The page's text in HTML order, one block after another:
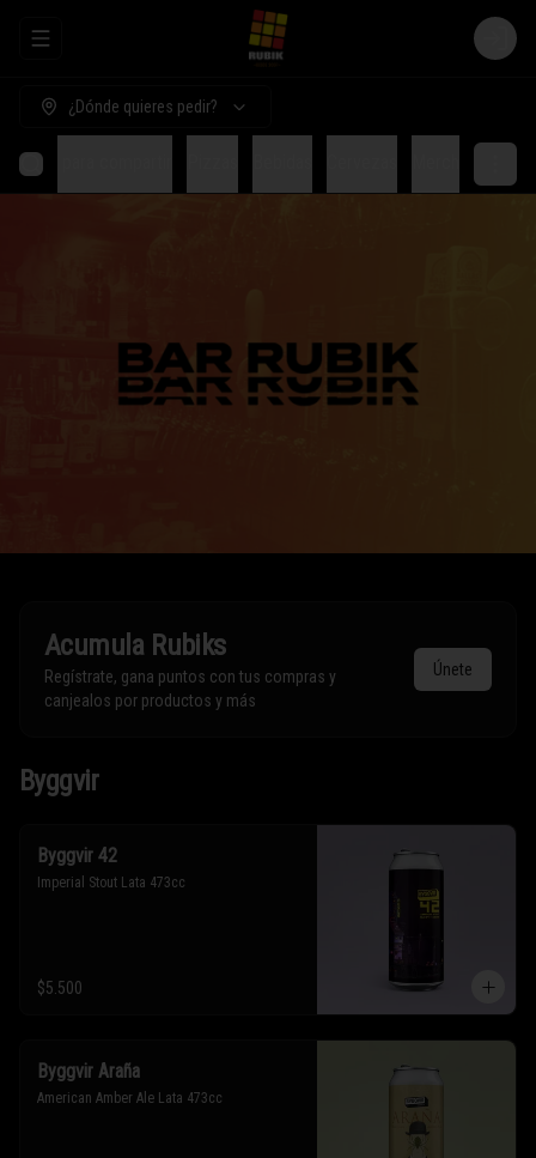
Abrir menu de navegación Login
¿Dónde quieres pedir?
Comida para compartir
Acumula Rubiks
Regístrate, gana puntos con tus compras y
canjealos por productos y más
Únete
Byggvir
Byggvir 42
Imperial Stout Lata 473cc
$5.500
Byggvir Araña
American Amber Ale Lata 473cc